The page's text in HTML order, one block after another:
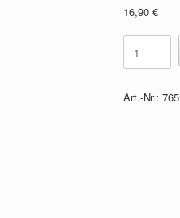
16,90€
(TKG)
quantity
Art.-Nr.:765